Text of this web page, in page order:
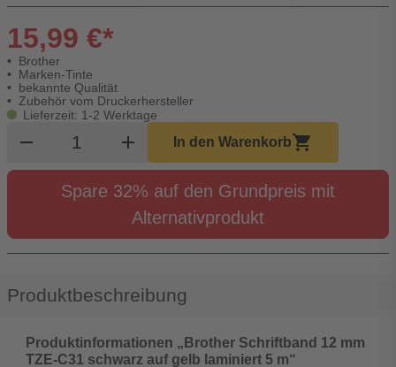
15,99 €*
Brother
Marken-Tinte
bekannte Qualität
Zubehör vom Druckerhersteller
Lieferzeit: 1-2 Werktage
remove Produkt Warenkorb Menge
add In den Warenkorbshopping_cart
Spare 32% auf den Grundpreis mit
Alternativprodukt
Produktbeschreibung
Produktinformationen „Brother Schriftband 12 mm
TZE-C31 schwarz auf gelb laminiert 5 m“